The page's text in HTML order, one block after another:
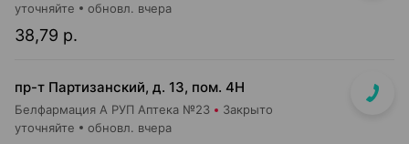
38,79 р.
уточняйте обновл. вчера
пр-т Партизанский, д. 13, пом. 4Н
Белфармация А РУП Аптека №23 Закрыто
уточняйте обновл. вчера